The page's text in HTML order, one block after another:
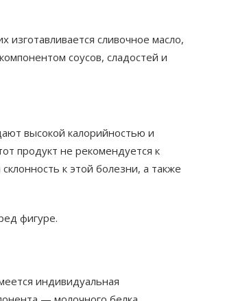
изготавливается сливочное масло,
соусов, сладостей и
высокой калорийностью и
продукт не рекомендуется к
к этой болезни, а также
фигуре.
индивидуальная